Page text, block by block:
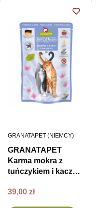
GRANATAPET
Karma mokra z
tuńczykiem i kaczką
PRODUCENT
GRANATAPET (NIEMCY)
Cena
39,00 zł